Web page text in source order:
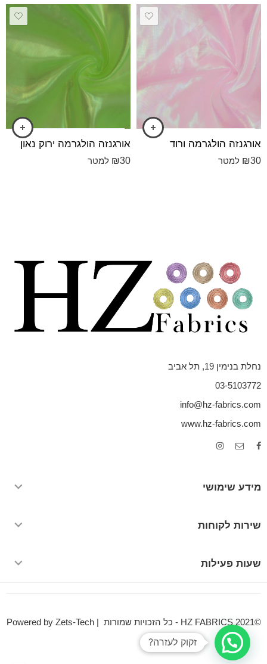
אורגנזה הולגרמה ורוד
₪30 למטר
אורגנזה הולגרמה ירוק נאון
₪30 למטר
נחלת בנימין 19, תל אביב
03-5103772
info@hz-fabrics.com
www.hz-fabrics.com
מידע שימושי
שירות לקוחות
שעות פעילות
©HZ FABRICS 2021 - כל הזכויות שמורות | Powered by Zets-Tech
זקוק לעזרה?